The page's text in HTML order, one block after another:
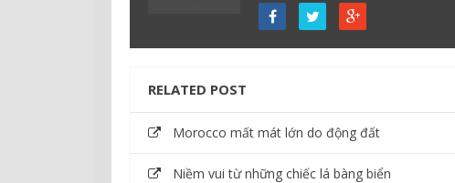
RELATED POST
Morocco mất mát lớn do động đất
Niềm vui từ những chiếc lá bàng biển